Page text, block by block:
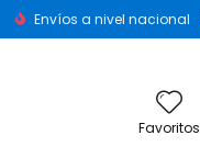
Envíos a nivel nacional
Favoritos